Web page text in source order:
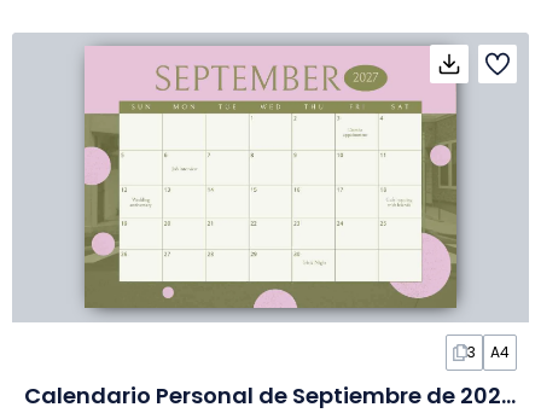
3 A4
Calendario Personal de Septiembre de 2027 en Diapositivas